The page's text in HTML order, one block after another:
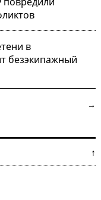
в
безэкипажный
новости →
↑